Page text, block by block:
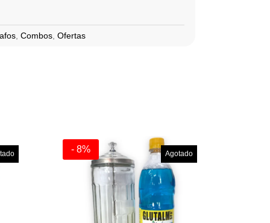
,Combos ,Ofertas
- 8% Agotado